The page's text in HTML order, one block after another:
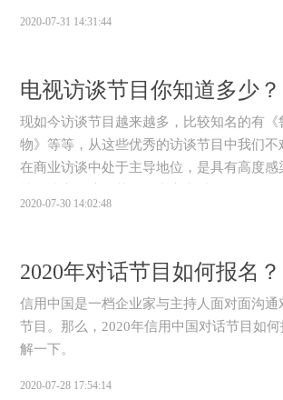
2020-07-31 14:31:44
电视访谈节目你知道多少？
现如今访谈节目越来越多，比较知名的有
物》等等，从这些优秀的访谈节目中我们
在商业访谈中处于主导地位，是具有高度
2020-07-30 14:02:48
2020年对话节目如何报名？
信用中国是一档企业家与主持人面对面沟
节目。那么，2020年信用中国对话节目如
解一下。
2020-07-28 17:54:14